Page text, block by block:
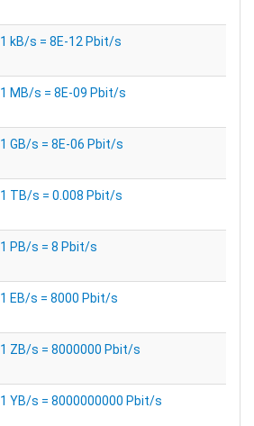
1 kB/s = 8E-12 Pbit/s
1 MB/s = 8E-09 Pbit/s
1 GB/s = 8E-06 Pbit/s
1 TB/s = 0.008 Pbit/s
1 PB/s = 8 Pbit/s
1 EB/s = 8000 Pbit/s
1 ZB/s = 8000000 Pbit/s
1 YB/s = 8000000000 Pbit/s